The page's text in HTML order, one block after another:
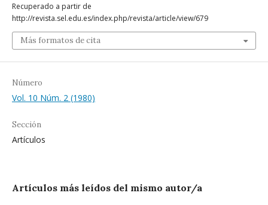
Recuperado a partir de
http://revista.sel.edu.es/index.php/revista/article/view/679
Más formatos de cita
Número
Vol. 10 Núm. 2 (1980)
Sección
Artículos
Artículos más leídos del mismo autor/a